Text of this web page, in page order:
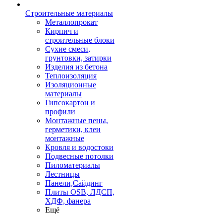
Строительные материалы
Металлопрокат
Кирпич и
строительные блоки
Сухие смеси,
грунтовки, затирки
Изделия из бетона
Теплоизоляция
Изоляционные
материалы
Гипсокартон и
профили
Монтажные пены,
герметики, клеи
монтажные
Кровля и водостоки
Подвесные потолки
Пиломатериалы
Лестницы
Панели,Сайдинг
Плиты OSB, ЛДСП,
ХДФ, фанера
Ещё